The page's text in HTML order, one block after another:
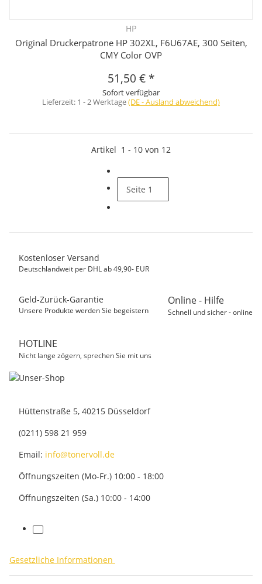
HP
Original Druckerpatrone HP 302XL, F6U67AE, 300 Seiten,
CMY Color OVP
51,50 € *
Sofort verfügbar
Lieferzeit: 1 - 2 Werktage(DE - Ausland abweichend)
Artikel 1 - 10 von 12
Seite 1
Kostenloser Versand
Deutschlandweit per DHL ab 49,90- EUR
Geld-Zurück-Garantie
Unsere Produkte werden Sie begeistern
Online - Hilfe
Schnell und sicher - online
HOTLINE
Nicht lange zögern, sprechen Sie mit uns
Hüttenstraße 5, 40215 Düsseldorf
(0211) 598 21 959
Email: info@tonervoll.de
Öffnungszeiten (Mo-Fr.) 10:00 - 18:00
Öffnungszeiten (Sa.) 10:00 - 14:00
facebook
Gesetzliche Informationen